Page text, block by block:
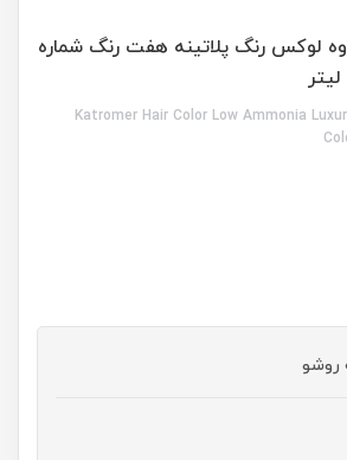
لوکس رنگ پلاتینه هفت رنگ شماره
Katromer Hair Color Low Ammonia
رو‌شو